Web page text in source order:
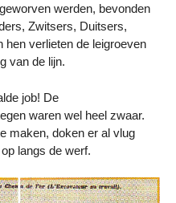
werden, bevonden
Zwitsers, Duitsers,
hen verlieten de leigroeven
van de lijn.
job! De
waren wel heel zwaar.
maken, doken er al vlug
langs de werf.